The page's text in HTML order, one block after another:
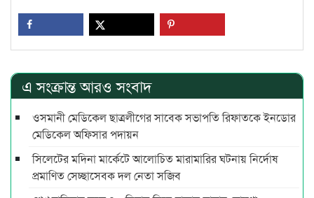
এ সংক্রান্ত আরও সংবাদ
ওসমানী মেডিকেল ছাত্রলীগের সাবেক সভাপতি রিফাতকে ইনডোর
মেডিকেল অফিসার পদায়ন
সিলেটের মদিনা মার্কেটে আলোচিত মারামারির ঘটনায় নির্দোষ
প্রমাণিত সেচ্ছাসেবক দল নেতা সজিব